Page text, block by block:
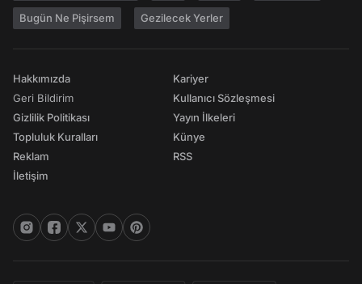
Bugün Ne Pişirsem Gezilecek Yerler
Hakkımızda
Geri Bildirim
Gizlilik Politikası
Topluluk Kuralları
Reklam
İletişim
Kariyer
Kullanıcı Sözleşmesi
Yayın İlkeleri
Künye
RSS